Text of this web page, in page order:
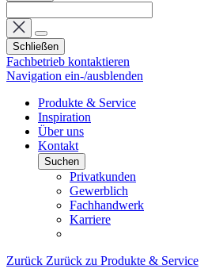
Schließen
Fachbetrieb kontaktieren
Navigation ein-/ausblenden
Produkte & Service
Inspiration
Über uns
Kontakt
Suchen
Privatkunden
Gewerblich
Fachhandwerk
Karriere
Zurück Zurück zu Produkte & Service